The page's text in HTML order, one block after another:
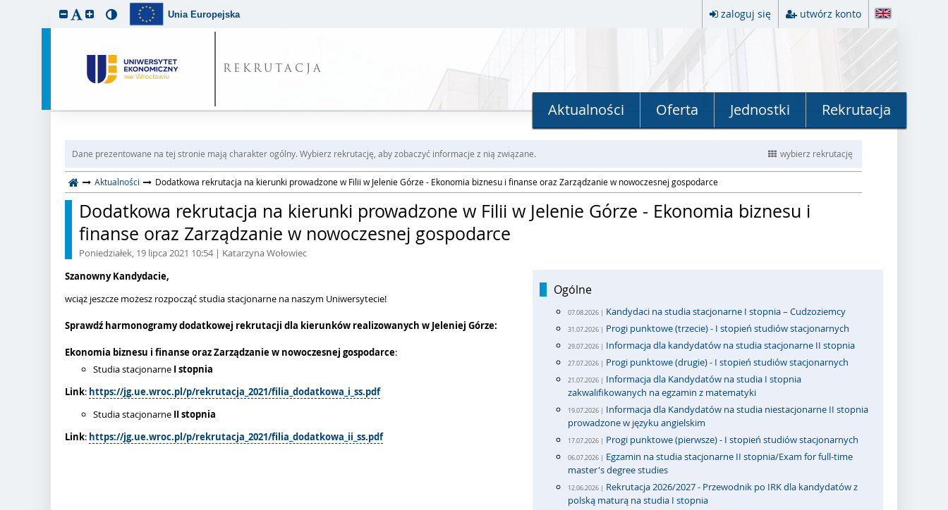
Unia Europejska zaloguj się utwórz konto
REKRUTACJA
Aktualności Oferta Jednostki Rekrutacja
Dane prezentowane na tej stronie mają charakter ogólny. Wybierz rekrutację, aby zobaczyć informacje z nią związane. wybierz rekrutację
Aktualności Dodatkowa rekrutacja na kierunki prowadzone w Filii w Jelenie Górze - Ekonomia biznesu i finanse oraz Zarządzanie w nowoczesnej gospodarce
Dodatkowa rekrutacja na kierunki prowadzone w Filii w Jelenie Górze - Ekonomia biznesu i
finanse oraz Zarządzanie w nowoczesnej gospodarce
Poniedziałek, 19 lipca 2021 10:54 | Katarzyna Wołowiec
Ogólne
07.08.2026 | Kandydaci na studia stacjonarne I stopnia – Cudzoziemcy
31.07.2026 | Progi punktowe (trzecie) - I stopień studiów stacjonarnych
29.07.2026 | Informacja dla kandydatów na studia stacjonarne II stopnia
27.07.2026 | Progi punktowe (drugie) - I stopień studiów stacjonarnych
21.07.2026 | Informacja dla Kandydatów na studia I stopnia
zakwalifikowanych na egzamin z matematyki
19.07.2026 | Informacja dla Kandydatów na studia niestacjonarne II stopnia
prowadzone w języku angielskim
17.07.2026 | Progi punktowe (pierwsze) - I stopień studiów stacjonarnych
06.07.2026 | Egzamin na studia stacjonarne II stopnia/Exam for full-time
master's degree studies
12.06.2026 | Rekrutacja 2026/2027 - Przewodnik po IRK dla kandydatów z
polską maturą na studia I stopnia
Szanowny Kandydacie,
wciąż jeszcze możesz rozpocząć studia stacjonarne na naszym Uniwersytecie!
Sprawdź harmonogramy dodatkowej rekrutacji dla kierunków realizowanych w Jeleniej Górze:
Ekonomia biznesu i finanse oraz Zarządzanie w nowoczesnej gospodarce:
Studia stacjonarne I stopnia
Link: https://jg.ue.wroc.pl/p/rekrutacja_2021/filia_dodatkowa_i_ss.pdf
Studia stacjonarne II stopnia
Link: https://jg.ue.wroc.pl/p/rekrutacja_2021/filia_dodatkowa_ii_ss.pdf